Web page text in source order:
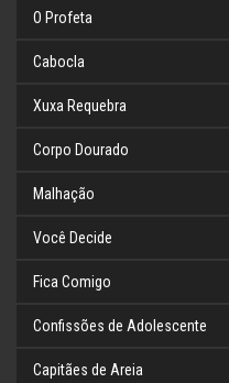
O Profeta
Cabocla
Xuxa Requebra
Corpo Dourado
Malhação
Você Decide
Fica Comigo
Confissões de Adolescente
Capitães de Areia